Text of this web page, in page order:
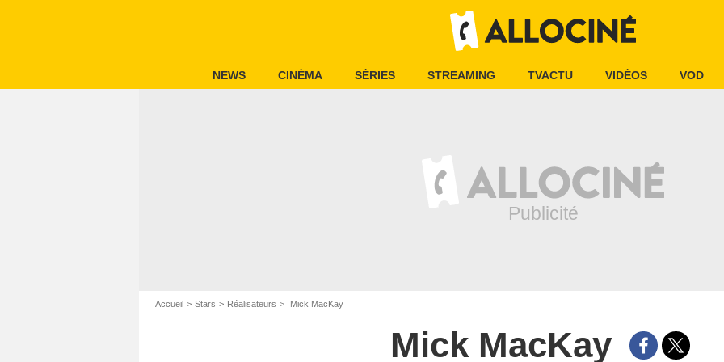
NEWS CINÉMA SÉRIES STREAMING TVACTU VIDÉOS VOD
Accueil Stars Réalisateurs Mick MacKay
Mick MacKay